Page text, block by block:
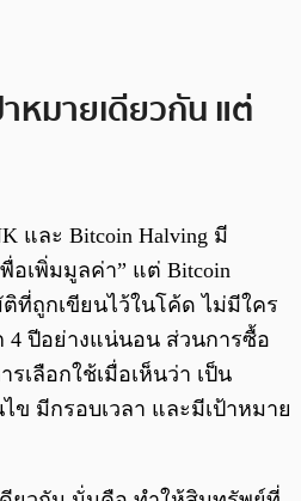
หมายเดียวกัน แต่
และ Bitcoin Halving มี
อเพิ่มมูลค่า” แต่ Bitcoin
ที่ถูกเขียนไว้ในโค้ด ไม่มีใคร
4 ปีอย่างแน่นอน ส่วนการซื้อ
เลือกใช้เมื่อเห็นว่า เป็น
ข มีกรอบเวลา และมีเป้าหมาย